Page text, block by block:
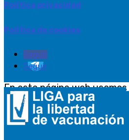
Política privacidad
Política de cookies
Seguir
Seguir
En esta página web
de terceros para recopilar
ayuda a optimizar su visita
ofrecerle una mejor